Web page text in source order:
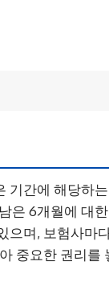
기간에 해당하
은 6개월에 대
으며, 보험사마
중요한 권리를